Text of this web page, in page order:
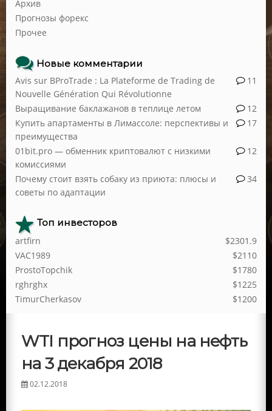
Архив
Прогнозы форекс
Прочее
Новые комментарии
11
Avis sur BProTrade : La Plateforme de Trading de
Nouvelle Génération Qui Révolutionne
12
Выращивание баклажанов в теплице летом
17
Купить апартаменты в Лимассоле: перспективы и
преимущества
12
01bit.pro — обменник криптовалют с низкими
комиссиями
34
Почему стоит взять собаку из приюта: плюсы и
советы по адаптации
Топ инвесторов
$2301.9
artfirn
$2110
VAC1989
$1780
ProstoTopchik
$1225
rghrghx
$1200
TimurCherkasov
WTI прогноз цены на нефть
на 3 декабря 2018
02.12.2018